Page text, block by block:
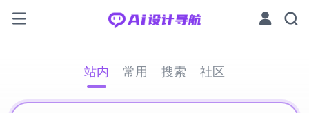
站内 常用 搜索 社区